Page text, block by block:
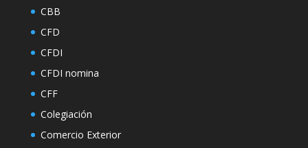
CBB
CFD
CFDI
CFDI nomina
CFF
Colegiación
Comercio Exterior